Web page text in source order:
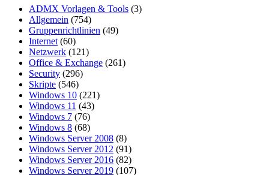
ADMX Vorlagen & Tools (3)
Allgemein (754)
Gruppenrichtlinien (49)
Internet(60)
Netzwerk (121)
Office & Exchange (261)
Security (296)
Skripte (546)
Windows 10 (221)
Windows 11 (43)
Windows 7 (76)
Windows 8 (68)
Windows Server 2008 (8)
Windows Server 2012 (91)
Windows Server 2016 (82)
Windows Server 2019 (107)